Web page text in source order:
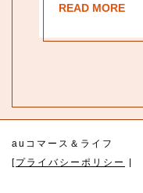
READ MORE
auコマース＆ライフ
[プライバシーポリシー